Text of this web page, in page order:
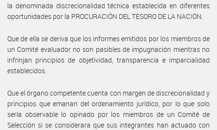
la denominada discrecionalidad técnica establecida en diferentes
oportunidades por la PROCURACIÓN DEL TESORO DE LA NACIÓN.
Que de ella se deriva que los informes emitidos por los miembros de
un Comité evaluador no son pasibles de impugnación mientras no
infrinjan principios de objetividad, transparencia e imparcialidad
establecidos.
Que el órgano competente cuenta con margen de discrecionalidad y
principios que emanan del ordenamiento jurídico, por lo que solo
sería observable lo opinado por los miembros de un Comité de
Selección si se considerara que sus integrantes han actuado con